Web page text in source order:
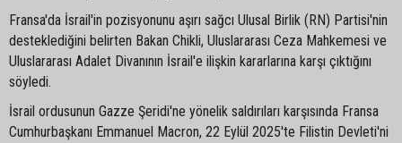
Fransa'da İsrail'in pozisyonunu aşırı sağcı Ulusal Birlik (RN) Partisi'nin
desteklediğini belirten Bakan Chikli, Uluslararası Ceza Mahkemesi ve
Uluslararası Adalet Divanının İsrail'e ilişkin kararlarına karşı çıktığını
söyledi.
İsrail ordusunun Gazze Şeridi'ne yönelik saldırıları karşısında Fransa
Cumhurbaşkanı Emmanuel Macron, 22 Eylül 2025'te Filistin Devleti'ni